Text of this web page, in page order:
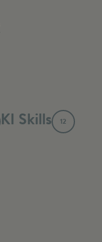
KI Skills 12